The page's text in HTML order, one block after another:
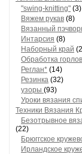
"swing-knitting" (3)
Вяжем рукав (8)
Вязанный
Интарсия (8)
Наборный край
Обработка
Реглан* (14)
Резинка (32)
узоры (93)
Уроки вязания
Техники Вязания
Безотрывное
(22)
Брюггское
Ирландское